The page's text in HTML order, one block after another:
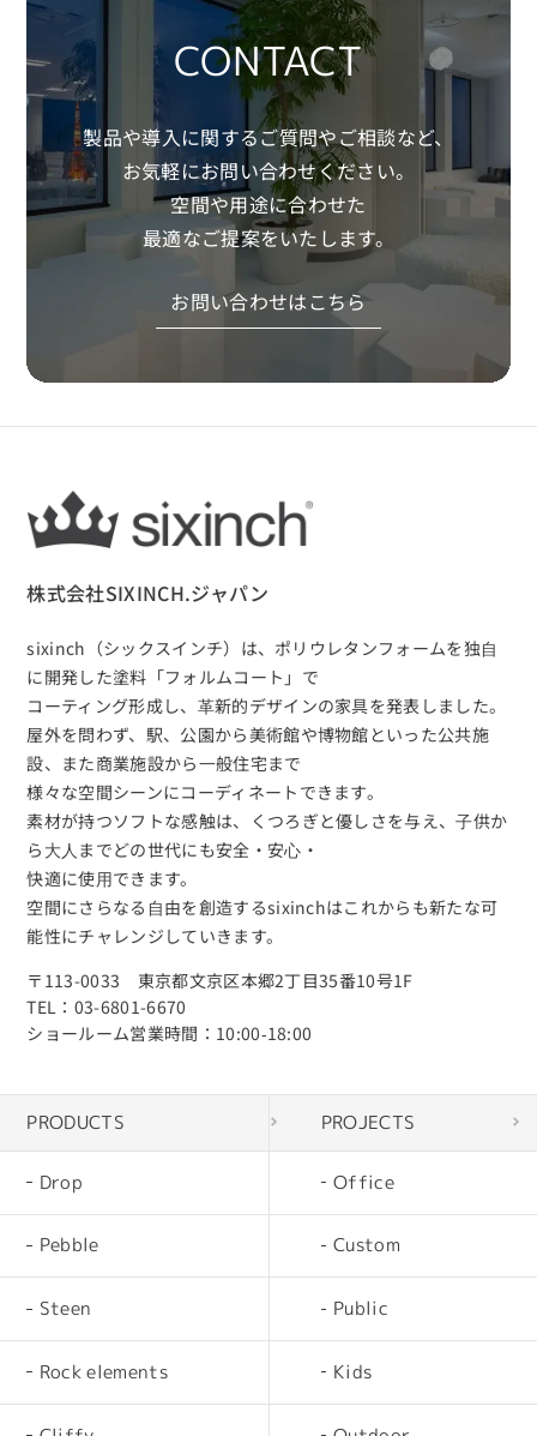
CONTACT
製品や導入に関するご質問やご相談など、
お気軽にお問い合わせください。
空間や用途に合わせた
最適なご提案をいたします。
お問い合わせはこちら
株式会社SIXINCH.ジャパン
sixinch（シックスインチ）は、 ポリウレタンフォームを独⾃
に開発した塗料「フォルムコート」で
コーティング形成し、⾰新的デザインの家具を発表しました。
屋外を問わず、駅、公園から美術館や博物館といった公共施
設、また商業施設から⼀般住宅まで
様々な空間シーンにコーディネートできます。
素材が持つソフトな感触は、くつろぎと優しさを与え、⼦供か
ら⼤⼈までどの世代にも安全・安⼼・
快適に使⽤できます。
空間にさらなる⾃由を創造するsixinchはこれからも新たな可
能性にチャレンジしていきます。
〒113-0033 東京都文京区本郷2丁目35番10号1F
TEL：03-6801-6670
ショールーム営業時間：10:00‐18:00
PRODUCTS
Drop
Pebble
Steen
Rock elements
PROJECTS
Office
Custom
Public
Kids